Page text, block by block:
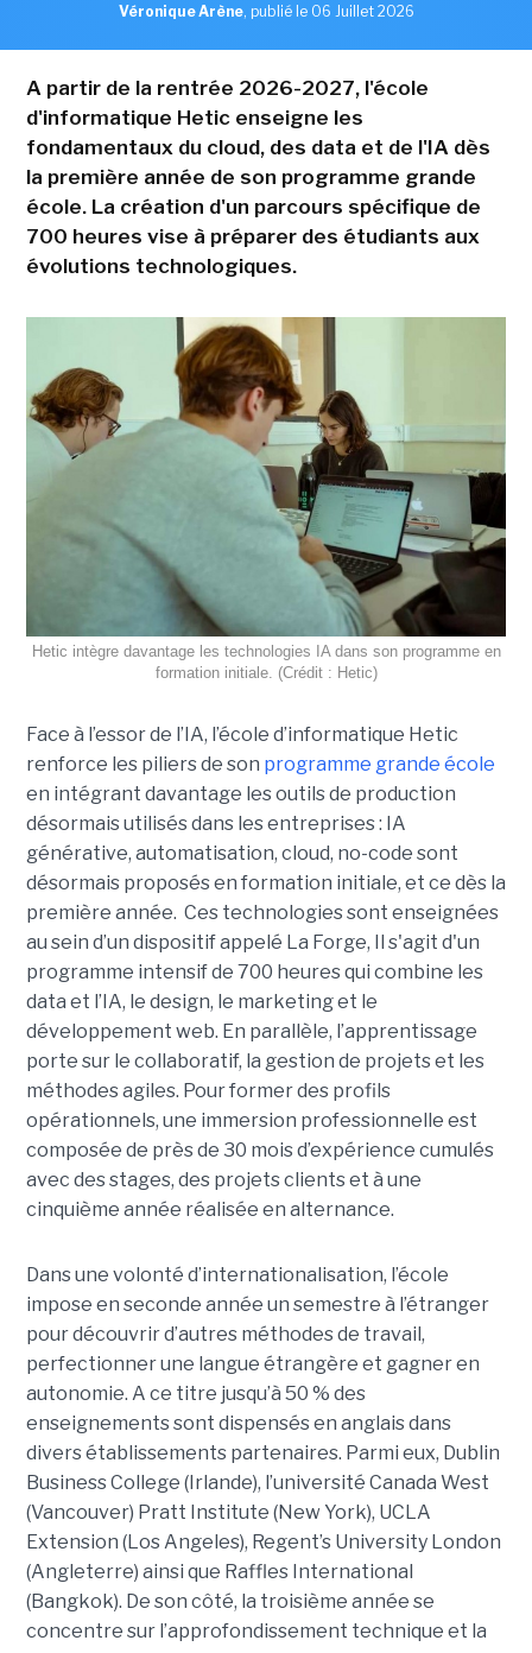
Véronique Arène, publié le 06 Juillet 2026
A partir de la rentrée 2026-2027, l'école
d'informatique Hetic enseigne les
fondamentaux du cloud, des data et de l'IA dès
la première année de son programme grande
école. La création d'un parcours spécifique de
700 heures vise à préparer des étudiants aux
évolutions technologiques.
Hetic intègre davantage les technologies IA dans son programme en
formation initiale. (Crédit : Hetic)
Face à l’essor de l’IA, l’école d’informatique Hetic
renforce les piliers de son programme grande école
en intégrant davantage les outils de production
désormais utilisés dans les entreprises : IA
générative, automatisation, cloud, no-code sont
désormais proposés en formation initiale, et ce dès la
première année. Ces technologies sont enseignées
au sein d’un dispositif appelé La Forge, Il s'agit d'un
programme intensif de 700 heures qui combine les
data et l’IA, le design, le marketing et le
développement web. En parallèle, l’apprentissage
porte sur le collaboratif, la gestion de projets et les
méthodes agiles. Pour former des profils
opérationnels, une immersion professionnelle est
composée de près de 30 mois d’expérience cumulés
avec des stages, des projets clients et à une
cinquième année réalisée en alternance.
Dans une volonté d’internationalisation, l’école
impose en seconde année un semestre à l’étranger
pour découvrir d’autres méthodes de travail,
perfectionner une langue étrangère et gagner en
autonomie. A ce titre jusqu’à 50 % des
enseignements sont dispensés en anglais dans
divers établissements partenaires. Parmi eux, Dublin
Business College (Irlande), l’université Canada West
(Vancouver) Pratt Institute (New York), UCLA
Extension (Los Angeles), Regent’s University London
(Angleterre) ainsi que Raffles International
(Bangkok). De son côté, la troisième année se
concentre sur l’approfondissement technique et la